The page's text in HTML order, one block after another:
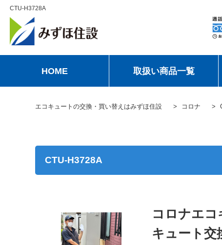
CTU-H3728A
HOME 取扱い商品一覧
エコキュートの交換・買い替えはみずほ住設 コロナ
CTU-H3728A
コロナエコ
キュート交